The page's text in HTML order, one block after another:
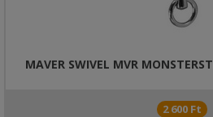
MAVER SWIVEL MVR
2 600 Ft